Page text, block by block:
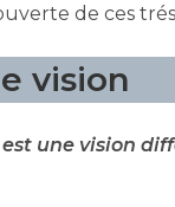
de ces
vision
une vision